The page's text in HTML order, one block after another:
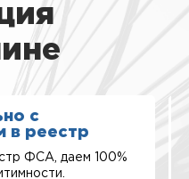
с
в реестр
ФСА, даем 100%